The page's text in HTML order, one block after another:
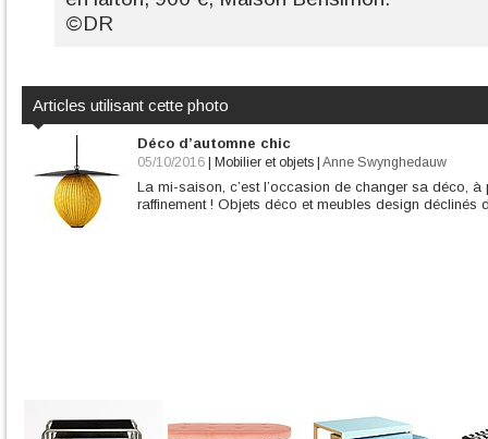
©DR
Articles utilisant cette photo
Déco d’automne chic
05/10/2016 Mobilier et objets Anne Swynghedauw
La mi-saison, c’est l’occasion de changer sa déco,
raffinement ! Objets déco et meubles design